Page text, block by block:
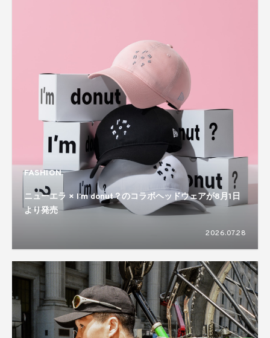
FASHION
ニューエラ × I’m donut？のコラボヘッドウェアが8月1日
より発売
2026.07.28